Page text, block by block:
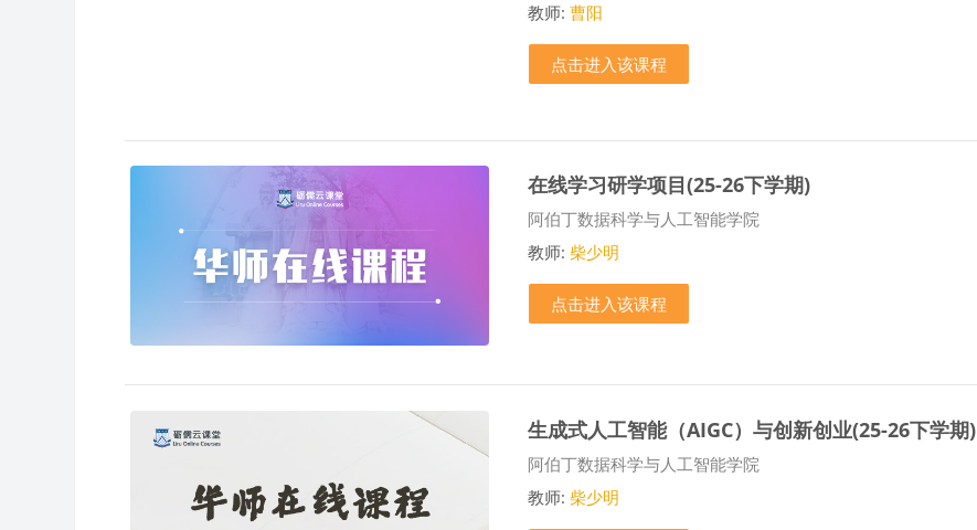
教师:曹阳
点击进入该课程
在线学习研学项目(25-26下学期)
课程类别
阿伯丁数据科学与人工智能学院
教师:柴少明
点击进入该课程
生成式人工智能（AIGC）与创新创业(25-26下学期)
课程类别
阿伯丁数据科学与人工智能学院
教师:柴少明